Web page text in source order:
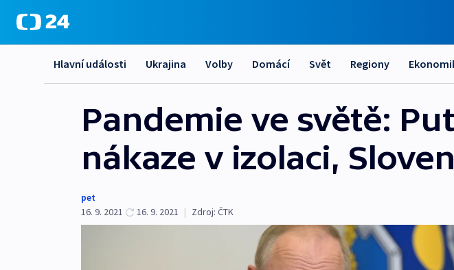
Hlavní události Ukrajina Volby Domácí Svět Regiony
Pandemie ve světě:
nákaze v izolaci,
pet
16. 9. 2021
16. 9. 2021 | Zdroj: ČTK